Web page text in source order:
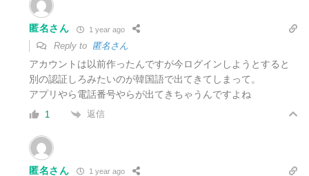
匿名さん 1 year ago
Reply to 匿名さん
アカウントは以前作ったんですが今ログインしようとすると
別の認証しろみたいのが韓国語で出てきてしまって。
アプリやら電話番号やらが出てきちゃうんですよね
1 返信
匿名さん 1 year ago